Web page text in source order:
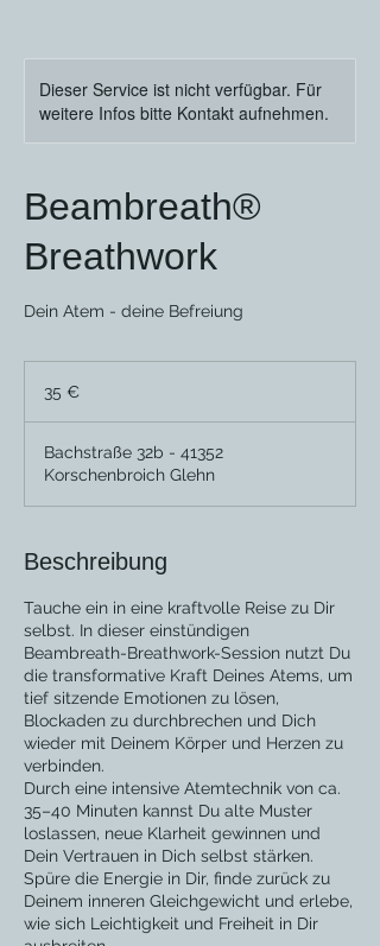
Dieser Service ist nicht verfügbar. Für
weitere Infos bitte Kontakt aufnehmen.
Beambreath®
Breathwork
Dein Atem - deine Befreiung
35 €
Bachstraße 32b - 41352
Korschenbroich Glehn
Beschreibung
Tauche ein in eine kraftvolle Reise zu Dir
selbst. In dieser einstündigen
Beambreath-Breathwork-Session nutzt Du
die transformative Kraft Deines Atems, um
tief sitzende Emotionen zu lösen,
Blockaden zu durchbrechen und Dich
wieder mit Deinem Körper und Herzen zu
verbinden.
Durch eine intensive Atemtechnik von ca.
35–40 Minuten kannst Du alte Muster
loslassen, neue Klarheit gewinnen und
Dein Vertrauen in Dich selbst stärken.
Spüre die Energie in Dir, finde zurück zu
Deinem inneren Gleichgewicht und erlebe,
wie sich Leichtigkeit und Freiheit in Dir